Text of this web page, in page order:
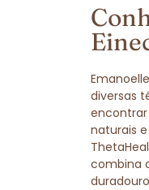
diversas
naturais
combina